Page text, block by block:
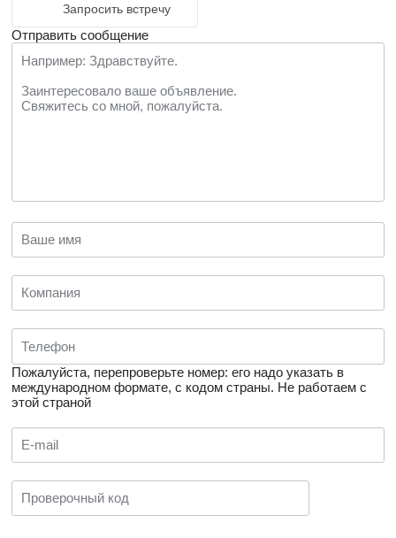
Запросить встречу
Отправить сообщение
Пожалуйста, перепроверьте номер: его надо указать в
международном формате, с кодом страны. Не работаем с
этой страной